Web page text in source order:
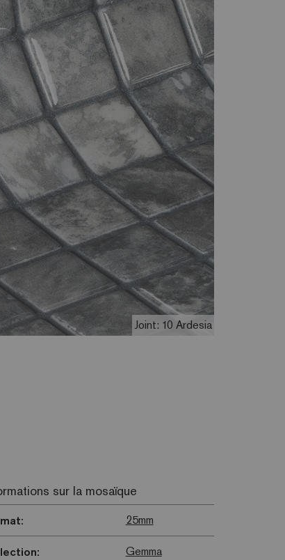
Joint: 10 Ardesia
sur la mosaïque
25mm
Gemma